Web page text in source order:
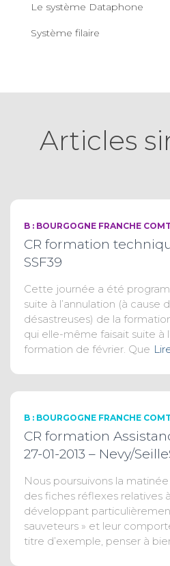
Le système Dataphone
Système filaire
Articles
B : BOURGOGNE FRANCHE
CR formation
SSF39
Cette journée a été
suite à l’annulation (à
désastreuses) de la
qui elle-même faisait suite à
formation de février. Que
B : BOURGOGNE FRANCHE
CR formation
27-01-2013 – Nevy/
Nous poursuivons la
des fiches réflexes relatives
développant
sauveteurs » et leur
titre d’exemple, penser à